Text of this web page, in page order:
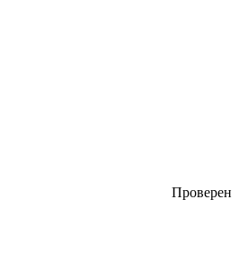
Проверен